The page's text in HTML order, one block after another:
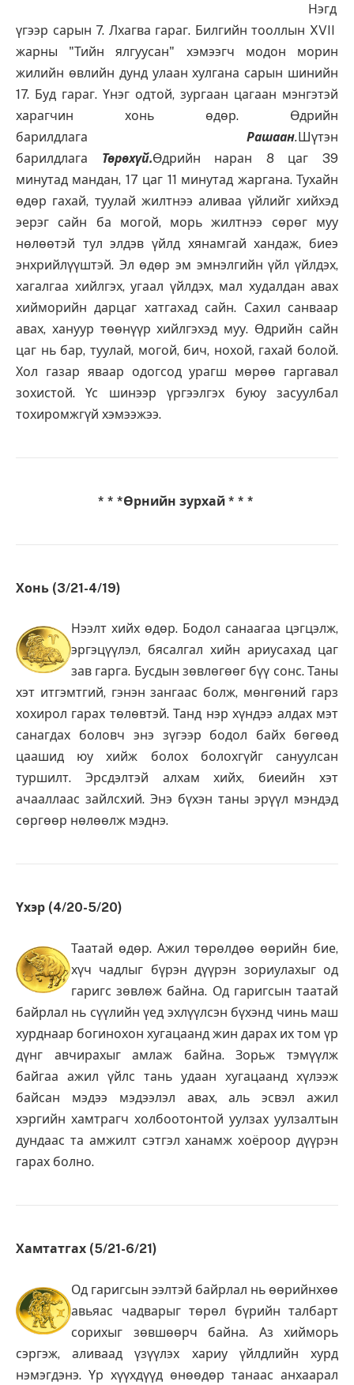
Нэгд
үгээр сарын 7. Лхагва гараг. Билгийн тооллын XVII
жарны "Тийн ялгуусан" хэмээгч модон морин
жилийн өвлийн дунд улаан хулгана сарын шинийн
17. Буд гараг. Үнэг одтой, зургаан цагаан мэнгэтэй
харагчин хонь өдөр. Өдрийн
барилдлага Рашаан.Шүтэн
барилдлага Төрөхүй.Өдрийн наран 8 цаг 39
минутад мандан, 17 цаг 11 минутад жаргана. Тухайн
өдөр гахай, туулай жилтнээ аливаа үйлийг хийхэд
эерэг сайн ба могой, морь жилтнээ сөрөг муу
нөлөөтэй тул элдэв үйлд хянамгай хандаж, биеэ
энхрийлүүштэй. Эл өдөр эм эмнэлгийн үйл үйлдэх,
хагалгаа хийлгэх, угаал үйлдэх, мал худалдан авах
хийморийн дарцаг хатгахад сайн. Сахил санваар
авах, хануур төөнүүр хийлгэхэд муу. Өдрийн сайн
цаг нь бар, туулай, могой, бич, нохой, гахай болой.
Хол газар яваар одогсод урагш мөрөө гаргавал
зохистой. Үс шинээр үргээлгэх буюу засуулбал
тохиромжгүй хэмээжээ.
* * *Өрнийн зурхай * * *
Хонь (3/21-4/19)
Нээлт хийх өдөр. Бодол санаагаа цэгцэлж,
эргэцүүлэл, бясалгал хийн ариусахад цаг
зав гарга. Бусдын зөвлөгөөг бүү сонс. Таны
хэт итгэмтгий, гэнэн зангаас болж, мөнгөний гарз
хохирол гарах төлөвтэй. Танд нэр хүндээ алдах мэт
санагдах боловч энэ зүгээр бодол байх бөгөөд
цаашид юу хийж болох болохгүйг сануулсан
туршилт. Эрсдэлтэй алхам хийх, биеийн хэт
ачааллаас зайлсхий. Энэ бүхэн таны эрүүл мэндэд
сөргөөр нөлөөлж мэднэ.
Үхэр (4/20-5/20)
Таатай өдөр. Ажил төрөлдөө өөрийн бие,
хүч чадлыг бүрэн дүүрэн зориулахыг од
гаригс зөвлөж байна. Од гаригсын таатай
байрлал нь сүүлийн үед эхлүүлсэн бүхэнд чинь маш
хурднаар богинохон хугацаанд жин дарах их том үр
дүнг авчирахыг амлаж байна. Зорьж тэмүүлж
байгаа ажил үйлс тань удаан хугацаанд хүлээж
байсан мэдээ мэдээлэл авах, аль эсвэл ажил
хэргийн хамтрагч холбоотонтой уулзах уулзалтын
дундаас та амжилт сэтгэл ханамж хоёроор дүүрэн
гарах болно.
Хамтатгах (5/21-6/21)
Од гаригсын ээлтэй байрлал нь өөрийнхөө
авьяас чадварыг төрөл бүрийн талбарт
сорихыг зөвшөөрч байна. Аз хийморь
сэргэж, аливаад үзүүлэх хариу үйлдлийн хурд
нэмэгдэнэ. Үр хүүхдүүд өнөөдөр танаас анхаарал